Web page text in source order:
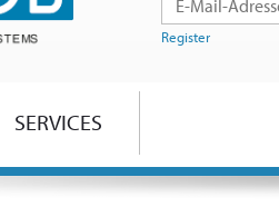
Register
SERVICES